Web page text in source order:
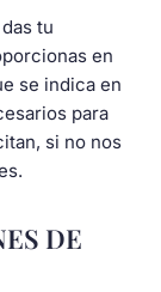
tu
en
se indica en
para
si no nos
DE